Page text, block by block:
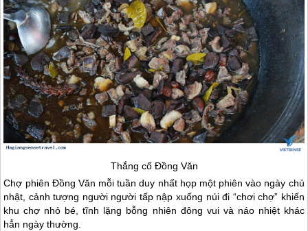
Thắng cố Đồng Văn
Chợ phiên Đồng Văn mỗi tuần duy nhất họp một phiên vào ngày chủ
nhật, cảnh tượng người người tấp nập xuống núi đi “chơi chợ” khiến
khu chợ nhỏ bé, tĩnh lặng bỗng nhiên đông vui và náo nhiệt khác
hẳn ngày thường.